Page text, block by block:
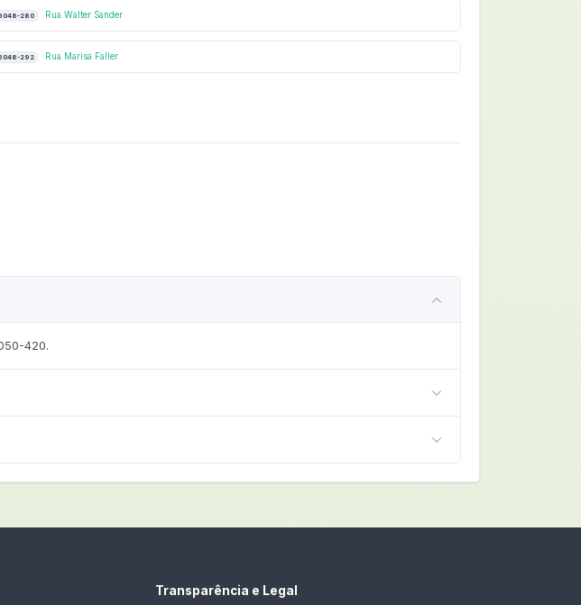
280 Rua Walter Sander
292 Rua Marisa Faller
420.
Transparência e Legal